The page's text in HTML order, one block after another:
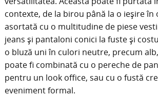
contexte, de la birou până la o ieșire în
asortată cu o multitudine de piese
jeans și pantaloni conici la fuste și
o bluză uni în culori neutre, precum
poate fi combinată cu o pereche de
pentru un look office, sau cu o fustă
eveniment formal.